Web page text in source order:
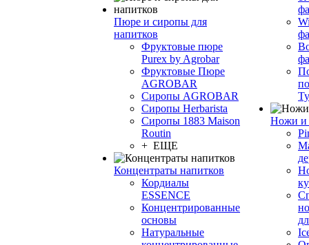
Пюре и сиропы для
напитков
Фруктовые пюре
Purex by Agrobar
Фруктовые Пюре
AGROBAR
Сиропы AGROBAR
Сиропы Herbarista
Сиропы 1883 Maison
Routin
+ ЕЩЕ
Концентраты напитков
Кордиалы
ESSENCE
Концентрированные
основы
Натуральные
Ножи и